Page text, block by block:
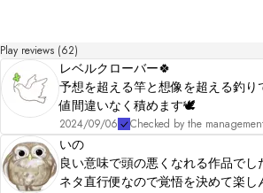
Play reviews (62)
レベルクローバー🍀
予想を超える竿と想像を超える釣り
値間違いなく積めます🕊️
2024/09/06 Checked by the
いの
良い意味で頭の悪くなれる作品で
ネタ直行便なので覚悟を決めて楽